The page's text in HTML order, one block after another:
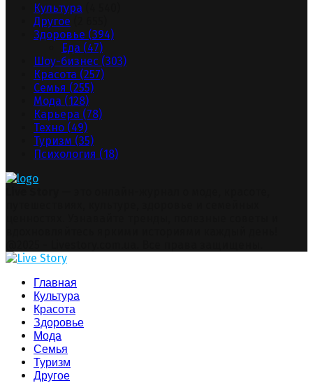
Культура
Другое
Здоровье (394)
Еда (47)
Шоу-бизнес (303)
Красота (257)
Семья (255)
Мода (128)
Карьера (78)
Техно (49)
Туризм (35)
Психология (18)
Главная
Культура
Красота
Здоровье
Мода
Семья
Туризм
Другое